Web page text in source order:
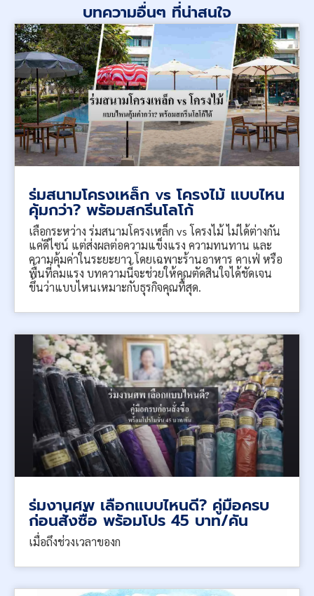
บทความอื่นๆ ที่น่าสนใจ
ร่มสนามโครงเหล็ก vs โครงไม้ แบบไหน
คุ้มกว่า? พร้อมสกรีนโลโก้
เลือกระหว่าง ร่มสนามโครงเหล็ก vs โครงไม้ ไม่ได้ต่างกัน
แค่ดีไซน์ แต่ส่งผลต่อความแข็งแรง ความทนทาน และ
ความคุ้มค่าในระยะยาว โดยเฉพาะร้านอาหาร คาเฟ่ หรือ
พื้นที่ลมแรง บทความนี้จะช่วยให้คุณตัดสินใจได้ชัดเจน
ขึ้นว่าแบบไหนเหมาะกับธุรกิจคุณที่สุด.
ร่มงานศพ เลือกแบบไหนดี? คู่มือครบ
ก่อนสั่งซื้อ พร้อมโปร 45 บาท/คัน
เมื่อถึงช่วงเวลาของก